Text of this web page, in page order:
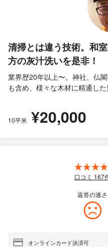
清掃とは違う技術。和
方の灰汁洗いを是非！
業界歴20年以上〜。神社、仏
も含め、様々な木材に精通し
10平米 ¥20,000
口コミ 167
返答の速さ
オンラインカード決済可